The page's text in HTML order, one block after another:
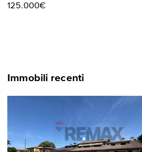
125.000€
Immobili recenti